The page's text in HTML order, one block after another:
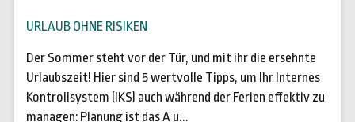
URLAUB OHNE RISIKEN
Der Sommer steht vor der Tür, und mit ihr die ersehnte
Urlaubszeit! Hier sind 5 wertvolle Tipps, um Ihr Internes
Kontrollsystem (IKS) auch während der Ferien effektiv zu
managen: Planung ist das A u...